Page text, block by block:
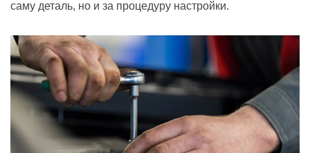
саму деталь, но и за процедуру настройки.